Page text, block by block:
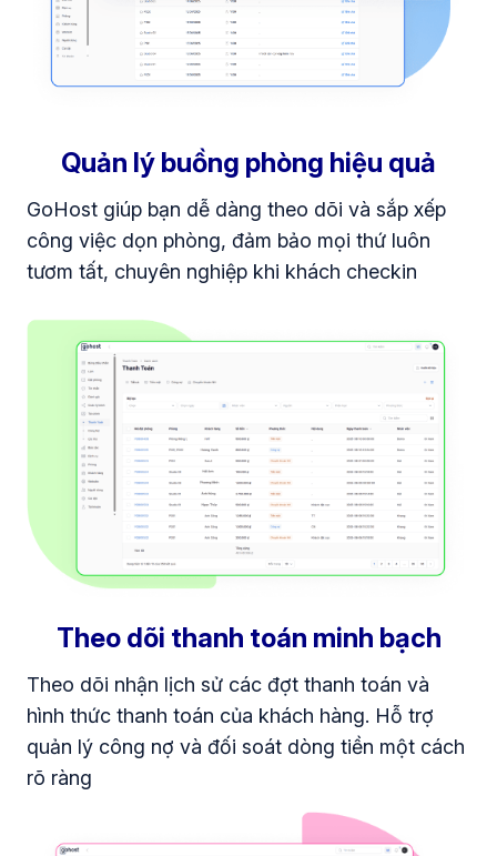
Quản lý buồng phòng hiệu quả
GoHost giúp bạn dễ dàng theo dõi và sắp xếp
công việc dọn phòng, đảm bảo mọi thứ luôn
tươm tất, chuyên nghiệp khi khách checkin
Theo dõi thanh toán minh bạch
Theo dõi nhận lịch sử các đợt thanh toán và
hình thức thanh toán của khách hàng. Hỗ trợ
quản lý công nợ và đối soát dòng tiền một cách
rõ ràng